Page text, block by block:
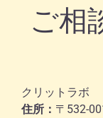
ご相
クリットラボ
住所： 〒532-